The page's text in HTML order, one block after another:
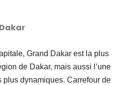
Grand Dakar est la plus
de Dakar, mais aussi l’une
plus dynamiques. Carrefour de